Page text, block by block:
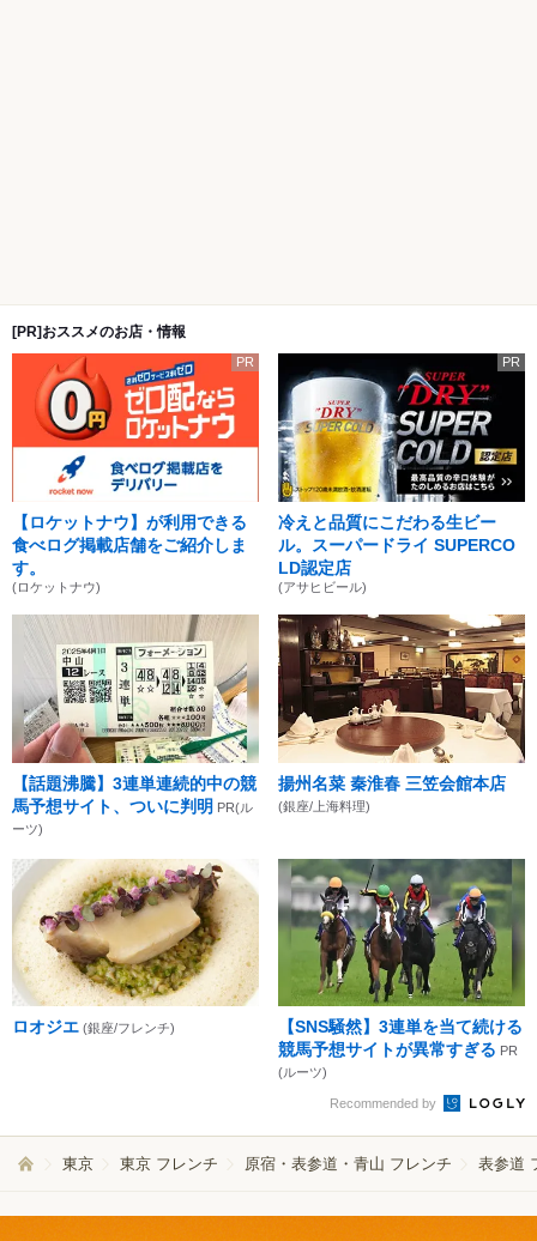
[PR]おススメのお店・情報
PR
【ロケットナウ】が利用できる
食べログ掲載店舗をご紹介しま
す。
(ロケットナウ)
PR
冷えと品質にこだわる生ビー
ル。スーパードライ SUPERCO
LD認定店
(アサヒビール)
【話題沸騰】3連単連続的中の競
馬予想サイト、ついに判明 PR(ル
ーツ)
揚州名菜 秦淮春 三笠会館本店
(銀座/上海料理)
ロオジエ (銀座/フレンチ)
【SNS騒然】3連単を当て続ける
競馬予想サイトが異常すぎる PR
(ルーツ)
Recommended by
東京 東京 フレンチ 原宿・表参道・青山 フレンチ 表参道